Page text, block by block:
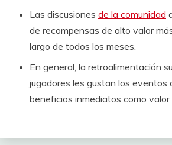
Las discusiones de la comunidad
de recompensas de alto valor
largo de todos los meses.
En general, la retroalimentación
jugadores les gustan los eventos
beneficios inmediatos como valor